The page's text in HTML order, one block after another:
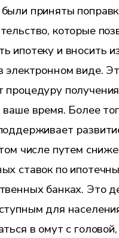
приняты
которые
ипотеку и вносить
электронном виде.
процедуру
время. Более
числе путем
ставок по
банках. Это
для
в омут с